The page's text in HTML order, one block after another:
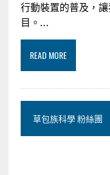
行動裝置的普及，
目。…
READ MORE
草包族科學 粉絲團